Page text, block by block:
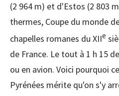
(2 964 m) et d'Estos (2 803
thermes, Coupe du monde
chapelles romanes du XIIe
de France. Le tout à 1 h 15
ou en avion. Voici pourquoi
Pyrénées mérite qu'on s'y